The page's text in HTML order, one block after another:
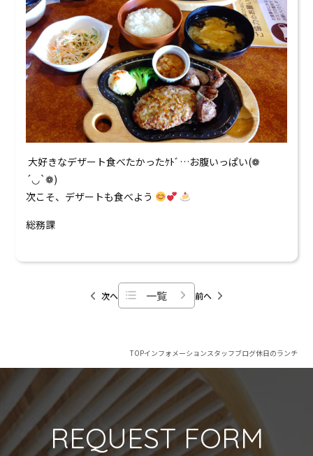
来場予約 資料請求
0120-824-406
09:00-18:00 水定休
大好きなデザート食べたかったｹﾄﾞ…お腹いっぱい(❁
´◡`❁)
次こそ、デザートも食べよう
総務課
次へ 一覧 前へ
TOPインフォメーション スタッフブログ休日のランチ
REQUEST FORM